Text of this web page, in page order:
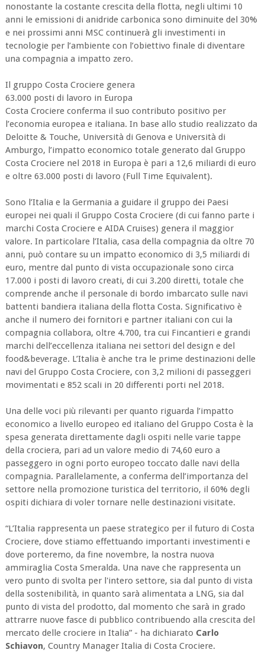
nonostante la costante crescita della flotta, negli ultimi 10
anni le emissioni di anidride carbonica sono diminuite del 30%
e nei prossimi anni MSC continuerà gli investimenti in
tecnologie per l’ambiente con l’obiettivo finale di diventare
una compagnia a impatto zero.
Il gruppo Costa Crociere genera
63.000 posti di lavoro in Europa
Costa Crociere conferma il suo contributo positivo per
l’economia europea e italiana. In base allo studio realizzato da
Deloitte & Touche, Università di Genova e Università di
Amburgo, l’impatto economico totale generato dal Gruppo
Costa Crociere nel 2018 in Europa è pari a 12,6 miliardi di euro
e oltre 63.000 posti di lavoro (Full Time Equivalent).
Sono l’Italia e la Germania a guidare il gruppo dei Paesi
europei nei quali il Gruppo Costa Crociere (di cui fanno parte i
marchi Costa Crociere e AIDA Cruises) genera il maggior
valore. In particolare l’Italia, casa della compagnia da oltre 70
anni, può contare su un impatto economico di 3,5 miliardi di
euro, mentre dal punto di vista occupazionale sono circa
17.000 i posti di lavoro creati, di cui 3.200 diretti, totale che
comprende anche il personale di bordo imbarcato sulle navi
battenti bandiera italiana della flotta Costa. Significativo è
anche il numero dei fornitori e partner italiani con cui la
compagnia collabora, oltre 4.700, tra cui Fincantieri e grandi
marchi dell’eccellenza italiana nei settori del design e del
food&beverage. L’Italia è anche tra le prime destinazioni delle
navi del Gruppo Costa Crociere, con 3,2 milioni di passeggeri
movimentati e 852 scali in 20 differenti porti nel 2018.
Una delle voci più rilevanti per quanto riguarda l’impatto
economico a livello europeo ed italiano del Gruppo Costa è la
spesa generata direttamente dagli ospiti nelle varie tappe
della crociera, pari ad un valore medio di 74,60 euro a
passeggero in ogni porto europeo toccato dalle navi della
compagnia. Parallelamente, a conferma dell’importanza del
settore nella promozione turistica del territorio, il 60% degli
ospiti dichiara di voler tornare nelle destinazioni visitate.
“L’Italia rappresenta un paese strategico per il futuro di Costa
Crociere, dove stiamo effettuando importanti investimenti e
dove porteremo, da fine novembre, la nostra nuova
ammiraglia Costa Smeralda. Una nave che rappresenta un
vero punto di svolta per l'intero settore, sia dal punto di vista
della sostenibilità, in quanto sarà alimentata a LNG, sia dal
punto di vista del prodotto, dal momento che sarà in grado
attrarre nuove fasce di pubblico contribuendo alla crescita del
mercato delle crociere in Italia” - ha dichiarato Carlo
Schiavon, Country Manager Italia di Costa Crociere.